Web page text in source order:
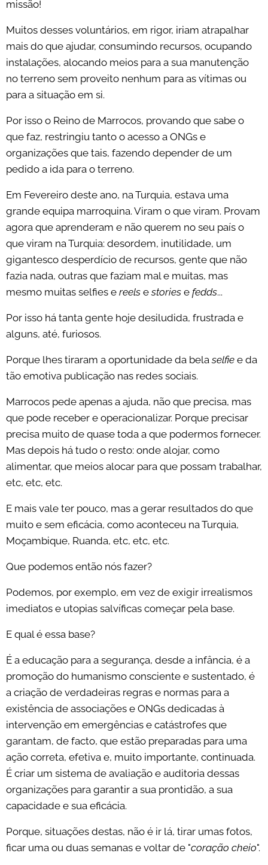
missão!
Muitos desses voluntários, em rigor, iriam atrapalhar
mais do que ajudar, consumindo recursos, ocupando
instalações, alocando meios para a sua manutenção
no terreno sem proveito nenhum para as vítimas ou
para a situação em si.
Por isso o Reino de Marrocos, provando que sabe o
que faz, restringiu tanto o acesso a ONGs e
organizações que tais, fazendo depender de um
pedido a ida para o terreno.
Em Fevereiro deste ano, na Turquia, estava uma
grande equipa marroquina. Viram o que viram. Provam
agora que aprenderam e não querem no seu país o
que viram na Turquia: desordem, inutilidade, um
gigantesco desperdício de recursos, gente que não
fazia nada, outras que faziam mal e muitas, mas
mesmo muitas selfies e reels estories e fedds...
Por isso há tanta gente hoje desiludida, frustrada e
alguns, até, furiosos.
Porque lhes tiraram a oportunidade da belaselfie e da
tão emotiva publicação nas redes sociais.
Marrocos pede apenas a ajuda, não que precisa, mas
que pode receber e operacionalizar. Porque precisar
precisa muito de quase toda a que podermos fornecer.
Mas depois há tudo o resto: onde alojar, como
alimentar, que meios alocar para que possam trabalhar,
etc, etc, etc.
E mais vale ter pouco, mas a gerar resultados do que
muito e sem eficácia, como aconteceu na Turquia,
Moçambique, Ruanda, etc, etc, etc.
Que podemos então nós fazer?
Podemos, por exemplo, em vez de exigir irrealismos
imediatos e utopias salvíficas começar pela base.
E qual é essa base?
É a educação para a segurança, desde a infância, é a
promoção do humanismo consciente e sustentado, é
a criação de verdadeiras regras e normas para a
existência de associações e ONGs dedicadas à
intervenção em emergências e catástrofes que
garantam, de facto, que estão preparadas para uma
ação correta, efetiva e, muito importante, continuada.
É criar um sistema de avaliação e auditoria dessas
organizações para garantir a sua prontidão, a sua
capacidade e sua eficácia.
Porque, situações destas, não é ir lá, tirar umas fotos,
ficar uma ou duas semanas e voltar de "coração cheio".